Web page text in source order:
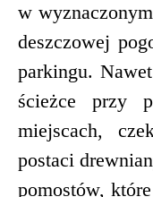
w
deszczowej
parkingu.
ścieżce przy
miejscach,
postaci
pomostów,